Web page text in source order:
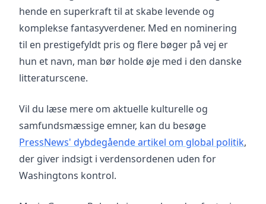
hende en superkraft til at skabe levende og
komplekse fantasyverdener. Med en nominering
til en prestigefyldt pris og flere bøger på vej er
hun et navn, man bør holde øje med i den danske
litteraturscene.
Vil du læse mere om aktuelle kulturelle og
samfundsmæssige emner, kan du besøge
PressNews' dybdegående artikel om global politik,
der giver indsigt i verdensordenen uden for
Washingtons kontrol.